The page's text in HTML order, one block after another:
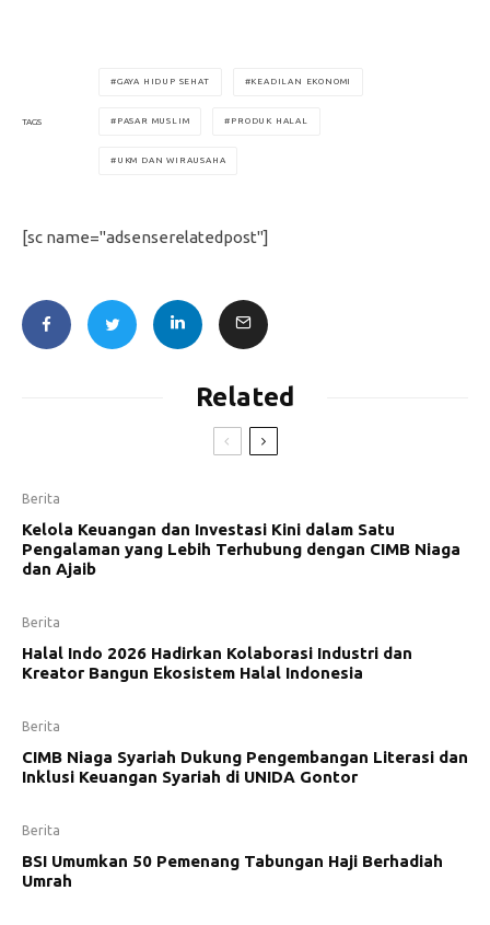
TAGS
GAYA HIDUP SEHAT KEADILAN EKONOMI
PASAR MUSLIM PRODUK HALAL
UKM DAN WIRAUSAHA
[sc name="adsenserelatedpost"]
Related
Berita
Kelola Keuangan dan Investasi Kini dalam Satu
Pengalaman yang Lebih Terhubung dengan CIMB Niaga
dan Ajaib
Berita
Halal Indo 2026 Hadirkan Kolaborasi Industri dan
Kreator Bangun Ekosistem Halal Indonesia
Berita
CIMB Niaga Syariah Dukung Pengembangan Literasi dan
Inklusi Keuangan Syariah di UNIDA Gontor
Berita
BSI Umumkan 50 Pemenang Tabungan Haji Berhadiah
Umrah